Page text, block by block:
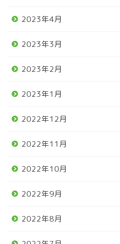
2023年4月
2023年3月
2023年2月
2023年1月
2022年12月
2022年11月
2022年10月
2022年9月
2022年8月